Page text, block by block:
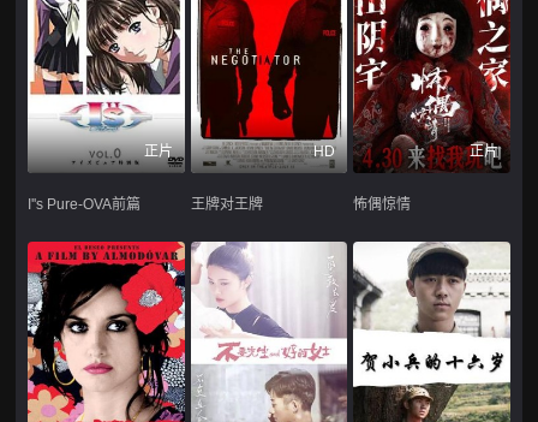
正片
I''s Pure-OVA前篇
HD
王牌对王牌
正片
怖偶惊情